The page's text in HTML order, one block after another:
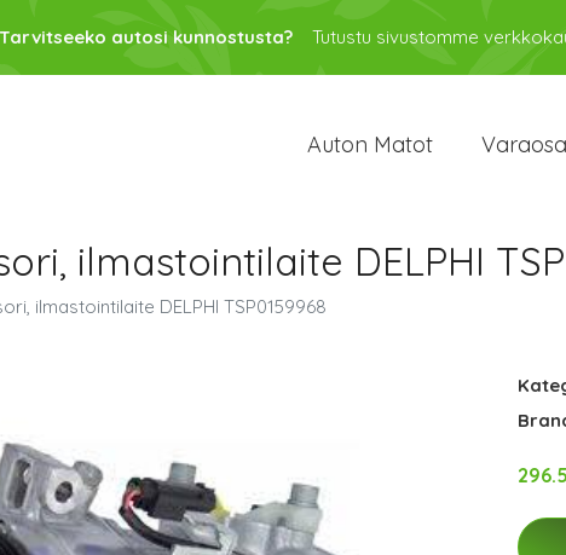
Tarvitseeko autosi kunnostusta? Tutustu sivustomme
Auton Matot
ilmastointilaite DELPHI
ilmastointilaite DELPHI TSP0159968